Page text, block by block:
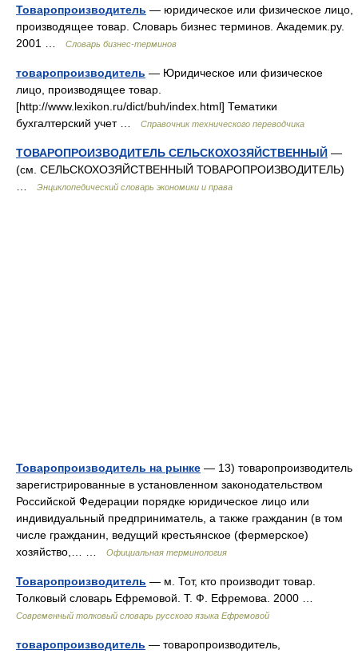
Товаропроизводитель — юридическое или физическое лицо,
производящее товар. Словарь бизнес терминов. Академик.ру.
2001 …
Словарь бизнес-терминов
товаропроизводитель — Юридическое или физическое
лицо, производящее товар.
[http://www.lexikon.ru/dict/buh/index.html] Тематики
бухгалтерский учет …
Справочник технического переводчика
ТОВАРОПРОИЗВОДИТЕЛЬ СЕЛЬСКОХОЗЯЙСТВЕННЫЙ —
(см. СЕЛЬСКОХОЗЯЙСТВЕННЫЙ ТОВАРОПРОИЗВОДИТЕЛЬ)
Энциклопедический словарь экономики и права
Товаропроизводитель на рынке — 13) товаропроизводитель
зарегистрированные в установленном законодательством
Российской Федерации порядке юридическое лицо или
индивидуальный предприниматель, а также гражданин (в том
числе гражданин, ведущий крестьянское (фермерское)
хозяйство,… …
Официальная терминология
Товаропроизводитель — м. Тот, кто производит товар.
Толковый словарь Ефремовой. Т. Ф. Ефремова. 2000 …
Современный толковый словарь русского языка Ефремовой
товаропроизводитель — товаропроизводитель,